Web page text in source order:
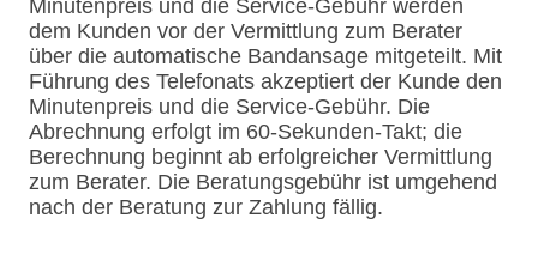
Minutenpreis und die Service-Gebühr werden
dem Kunden vor der Vermittlung zum Berater
über die automatische Bandansage mitgeteilt. Mit
Führung des Telefonats akzeptiert der Kunde den
Minutenpreis und die Service-Gebühr. Die
Abrechnung erfolgt im 60-Sekunden-Takt; die
Berechnung beginnt ab erfolgreicher Vermittlung
zum Berater. Die Beratungsgebühr ist umgehend
nach der Beratung zur Zahlung fällig.